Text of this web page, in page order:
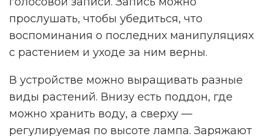
прослушать, чтобы убедиться, что
воспоминания о последних манипуляциях
с растением и уходе за ним верны.
В устройстве можно выращивать разные
виды растений. Внизу есть поддон, где
можно хранить воду, а сверху —
регулируемая по высоте лампа. Заряжают